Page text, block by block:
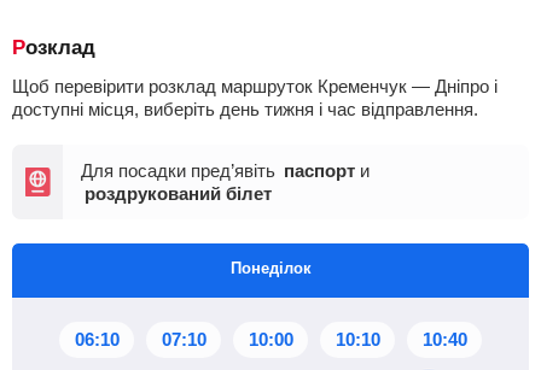
Розклад
Щоб перевірити розклад маршруток Кременчук — Дніпро і
доступні місця, виберіть день тижня і час відправлення.
Для посадки пред’явіть паспорт и
роздрукований білет
Понеділок
06:10 07:10 10:00 10:10 10:40